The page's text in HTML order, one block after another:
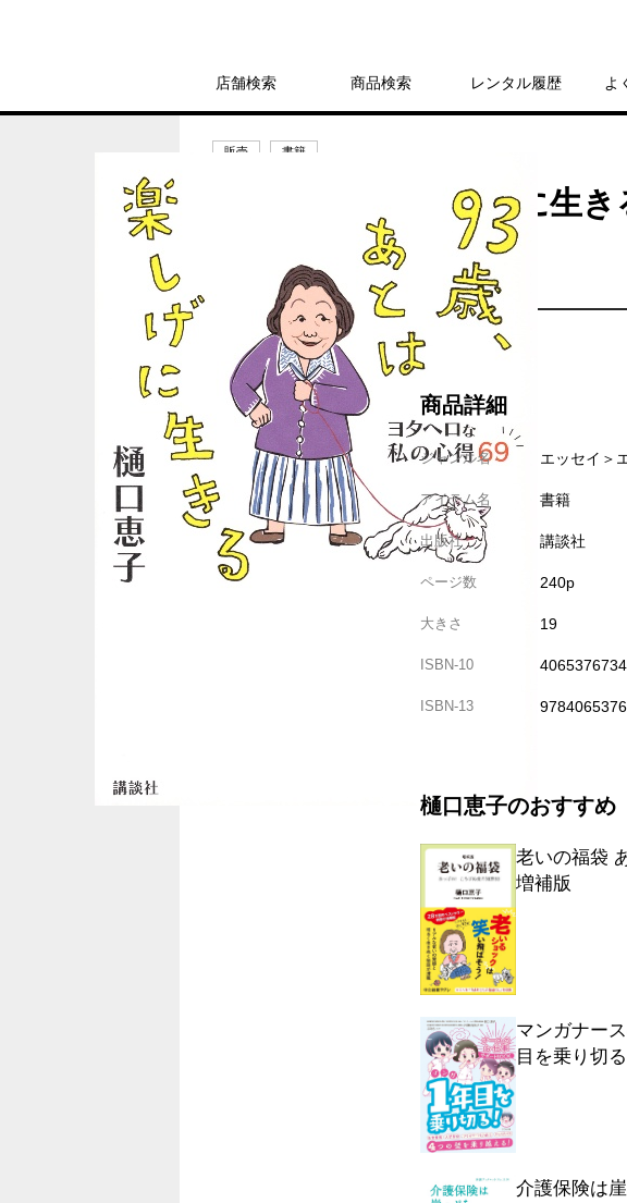
店舗検索 商品検索 レンタル履歴 よ
販売 書籍
93歳、あとは楽しげに生
発売日：2025年5月28日
商品詳細
ジャンル名 エッセイ＞
アイテム名 書籍
出版社 講談社
ページ数 240p
大きさ 19
ISBN-10 4065376734
ISBN-13
樋口恵子のおすすめ
老いの福袋
増補版
マンガナー
目を乗り切
介護保険は